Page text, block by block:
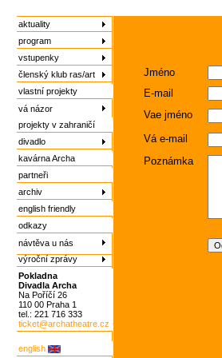
aktuality
program
vstupenky
členský klub ras/art
vlastní projekty
vá názor
projekty v zahraničí
divadlo
kavárna Archa
partneři
archiv
english friendly
odkazy
návtěva u nás
výroční zprávy
Pokladna
Divadla Archa
Na Poříčí 26
110 00 Praha 1
tel.: 221 716 333
ticket@archatheatre.cz
english
Jméno
E-mail
Vae jméno
Vá e-mail
Poznámka